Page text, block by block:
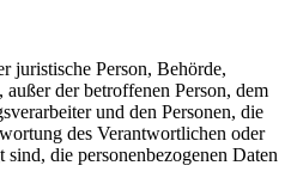
juristische Person, Behörde,
der betroffenen Person, dem
und den Personen, die
des Verantwortlichen oder
die personenbezogenen Daten